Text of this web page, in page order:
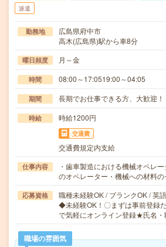
派遣
勤務地
広島県府中市
高木(広島県)駅から車8分
曜日頻度 月～金
時間 08:00～17:0519:00～04:05
期間 長期でお仕事できる方、大歓迎！
時給 時給1200円
交通費
交通費規定内支給
仕事内容
・歯車製造における機械オペレ
のオペレーター・機械への材料
応募資格
職種未経験OK / ブランクOK / 英
◆未経験OK！〇まずは事前登録
で気軽にオンライン登録★氏名
職場の雰囲気